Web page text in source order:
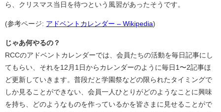
ら、クリスマス当日を待つという風習があったそうです。
(参考ページ: アドベントカレンダー – Wikipedia)
じゃあ何やるの？
RCCのアドベントカレンダーでは、会員たちの活動を毎日記事にし
てもらい、それを12月1日からカレンダーのように毎日1〜2記事ほ
ど更新していきます。普段だと学園祭などの限られたタイミングで
しか見ることができない、会員一人ひとりがどのようなことに興味
を持ち、どのようなものを作っているかを皆さまに見せることがで